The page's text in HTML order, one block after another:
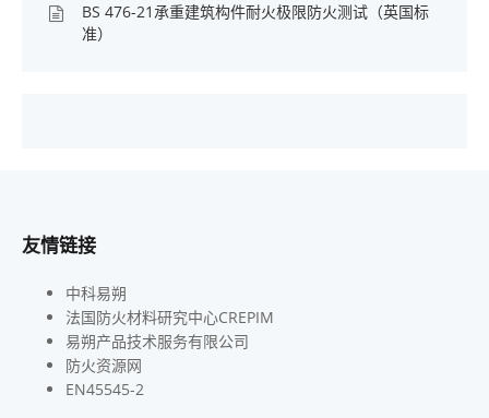
BS 476-21承重建筑构件耐火极限防火测试（英国标
准）
友情链接
中科易朔
法国防火材料研究中心CREPIM
易朔产品技术服务有限公司
防火资源网
EN45545-2